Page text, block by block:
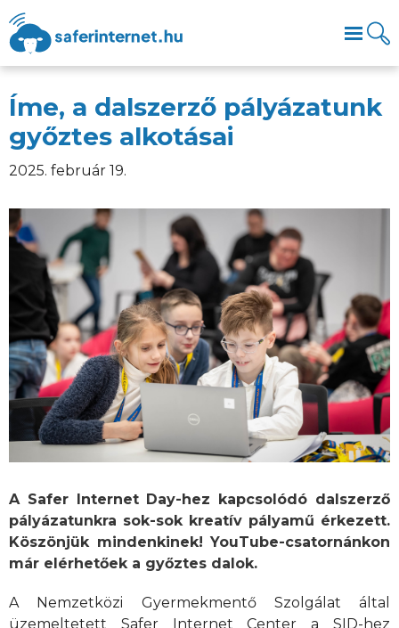
Íme, a dalszerző pályázatunk
győztes alkotásai
2025. február 19.
A Safer Internet Day-hez kapcsolódó dalszerző
pályázatunkra sok-sok kreatív pályamű érkezett.
Köszönjük mindenkinek! YouTube-csatornánkon
már elérhetőek a győztes dalok.
A Nemzetközi Gyermekmentő Szolgálat által
üzemeltetett Safer Internet Center a SID-hez